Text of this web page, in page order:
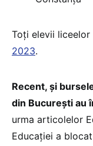
Toți elevii liceelor
2023.
Recent, și
din București au
urma articolelor
Educației a